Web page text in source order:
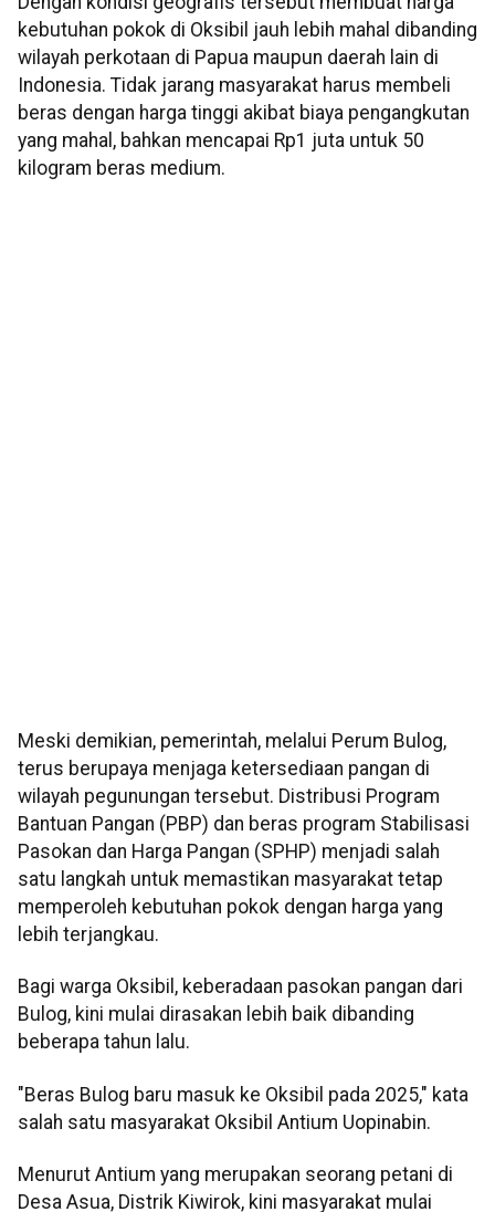
kebutuhan pokok di Oksibil jauh lebih mahal dibanding
wilayah perkotaan di Papua maupun daerah lain di
Indonesia. Tidak jarang masyarakat harus membeli
beras dengan harga tinggi akibat biaya pengangkutan
yang mahal, bahkan mencapai Rp1 juta untuk 50
kilogram beras medium.
Meski demikian, pemerintah, melalui Perum Bulog,
terus berupaya menjaga ketersediaan pangan di
wilayah pegunungan tersebut. Distribusi Program
Bantuan Pangan (PBP) dan beras program Stabilisasi
Pasokan dan Harga Pangan (SPHP) menjadi salah
satu langkah untuk memastikan masyarakat tetap
memperoleh kebutuhan pokok dengan harga yang
lebih terjangkau.
Bagi warga Oksibil, keberadaan pasokan pangan dari
Bulog, kini mulai dirasakan lebih baik dibanding
beberapa tahun lalu.
"Beras Bulog baru masuk ke Oksibil pada 2025," kata
salah satu masyarakat Oksibil Antium Uopinabin.
Menurut Antium yang merupakan seorang petani di
Desa Asua, Distrik Kiwirok, kini masyarakat mulai